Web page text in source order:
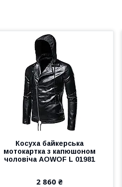
Косуха байкерська
мотокартка з капюшоном
чоловіча AOWOF L 01981
2 860 ₴